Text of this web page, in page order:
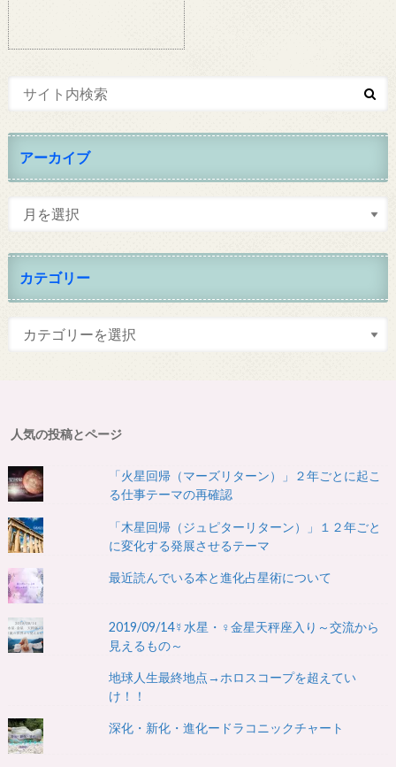
アーカイブ
カテゴリー
人気の投稿とページ
「火星回帰（マーズリターン）」２年ごとに起こ
る仕事テーマの再確認
「木星回帰（ジュピターリターン）」１２年ごと
に変化する発展させるテーマ
最近読んでいる本と進化占星術について
2019/09/14☿水星・♀金星天秤座入り～交流から
見えるもの～
地球人生最終地点→ホロスコープを超えてい
け！！
深化・新化・進化ードラコニックチャート